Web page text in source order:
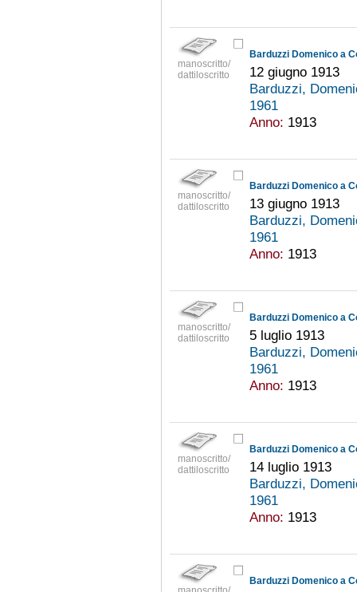
manoscritto/
dattiloscritto
Barduzzi Domenico a
12 giugno 1913
Barduzzi,
1961
Anno: 1913
manoscritto/
dattiloscritto
Barduzzi Domenico a
13 giugno 1913
Barduzzi,
1961
Anno: 1913
manoscritto/
dattiloscritto
Barduzzi Domenico a
5 luglio 1913
Barduzzi,
1961
Anno: 1913
manoscritto/
dattiloscritto
Barduzzi Domenico a
14 luglio 1913
Barduzzi,
1961
Anno: 1913
Barduzzi Domenico a